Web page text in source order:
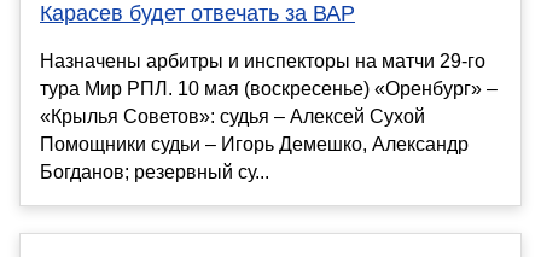
Карасев будет отвечать за ВАР
Назначены арбитры и инспекторы на матчи 29-го
тура Мир РПЛ. 10 мая (воскресенье) «Оренбург» –
«Крылья Советов»: судья – Алексей Сухой
Помощники судьи – Игорь Демешко, Александр
Богданов; резервный су...